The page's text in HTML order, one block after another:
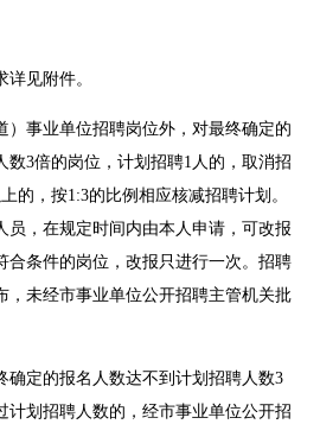
见附件。
）事业单位招聘岗位外，对最终确定的
数3倍的岗位，计划招聘1人的，取消招
的，按1:3的比例相应核减招聘计划。
员，在规定时间内由本人申请，可改报
合条件的岗位，改报只进行一次。招聘
，未经市事业单位公开招聘主管机关批
确定的报名人数达不到计划招聘人数3
计划招聘人数的，经市事业单位公开招